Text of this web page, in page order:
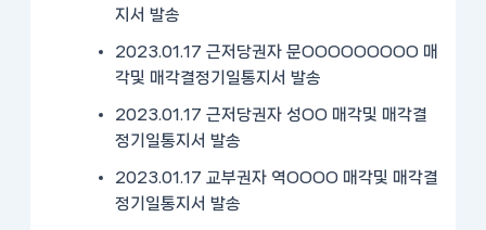
지서 발송
2023.01.17 근저당권자 문OOOOOOOOO 매
각및 매각결정기일통지서 발송
2023.01.17 근저당권자 성OO 매각및 매각결
정기일통지서 발송
2023.01.17 교부권자 역OOOO 매각및 매각결
정기일통지서 발송